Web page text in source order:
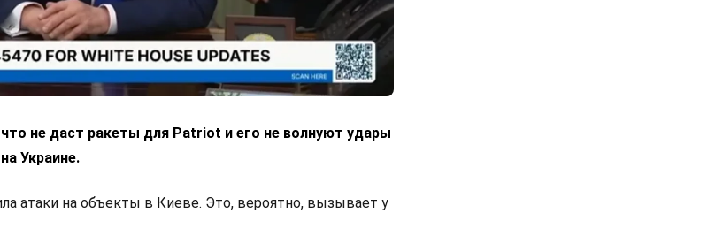
не даст ракеты для Patriot и его не волнуют удары
Украине.
атаки на объекты в Киеве. Это, вероятно, вызывает у